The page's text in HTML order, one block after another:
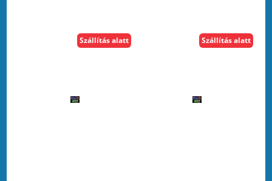
Szállítás alatt Szállítás alatt